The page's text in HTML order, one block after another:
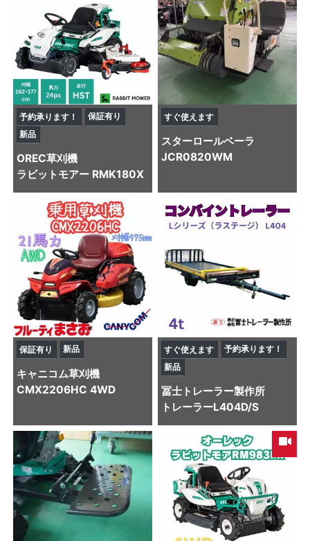
予約承ります！
保証有り
新品
OREC草刈機
ラビットモアー RMK180X
すぐ使えます
スターロールベーラ
JCR0820WM
保証有り 新品
キャニコム草刈機
CMX2206HC 4WD
すぐ使えます
予約承ります！
新品
冨士トレーラー製作所
トレーラーL404D/S